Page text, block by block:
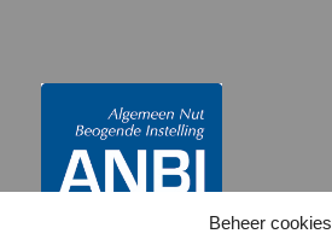
Beheer cookies